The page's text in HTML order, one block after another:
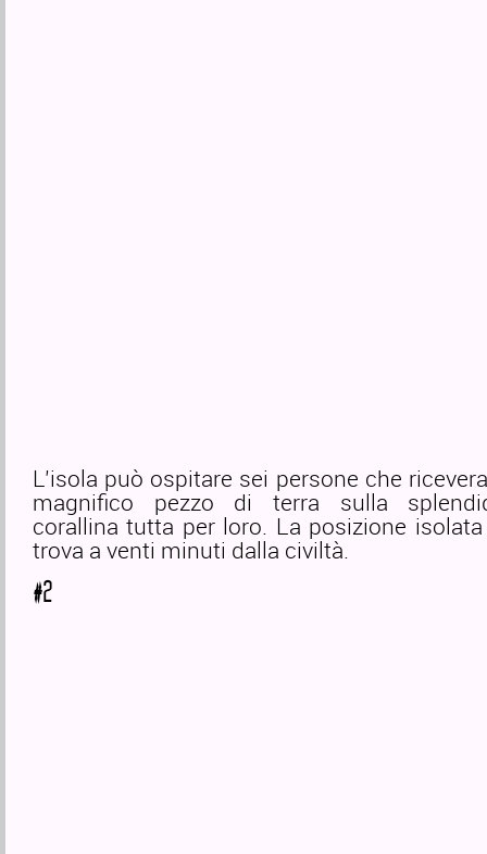
L’isola può ospitare sei persone che
magnifico pezzo di terra sulla
corallina tutta per loro. La posizione
trova a venti minuti dalla civiltà.
#2